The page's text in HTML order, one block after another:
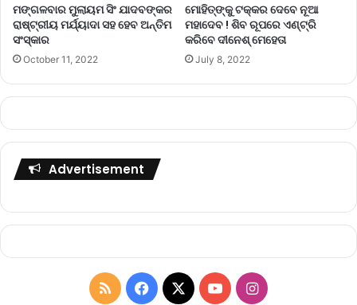
ମଙ୍ଗଳବାର ମୁଲାୟମ ସିଂ ଯାଦବଙ୍କର
ରାଷ୍ଟ୍ରୀୟ ମର୍ଯ୍ୟାଦା ସହ ହେବ ଅନ୍ତିମ
ସଂସ୍କାର
October 11, 2022
ମୋହିତ୍‌ଙ୍କୁ ଟକ୍କର ଦେବେ ନୂଆ
ମହାଦେବ ! ଶିବ ରୂପରେ ଏଣ୍ଟ୍ରି
କରିବେ ଦୀନେଶ୍ ମେହେତା
July 8, 2022
Advertisement
R F X Y I